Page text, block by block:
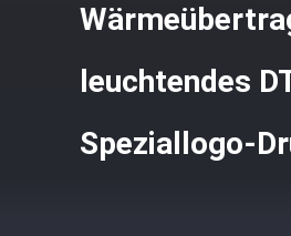
leuchtendes
Speziallogo-